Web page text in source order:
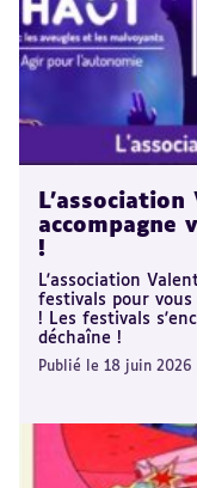
accompagne
!
L'association
festivals pour
! Les festivals
déchaîne !
Publié le 18 juin 2026